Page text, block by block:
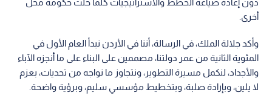
أخرى.
وأكد جلالة الملك، في الرسالة، أننا في الأردن نبدأ العام الأول في
المئوية الثانية من عمر دولتنا، مصممين على البناء على ما أنجزه الآباء
والأجداد، لنكمل مسيرة التطوير، ونتجاوز ما نواجه من تحديات، بعزم
لا يلين، وبإرادة صلبة، وبتخطيط مؤسسي سليم، وبرؤية واضحة.